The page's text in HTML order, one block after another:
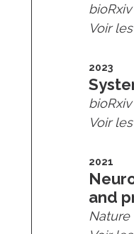
bioRxiv
Voir
2023
bioRxiv
Voir
2021
and
Nature